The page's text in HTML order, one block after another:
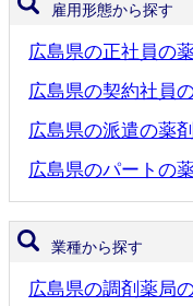
雇用形態から探す
広島県の正社員の
広島県の契約社員
広島県の派遣の薬
広島県のパートの
業種から探す
広島県の調剤薬局